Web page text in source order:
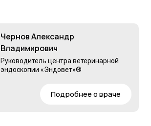
Чернов Александр
Владимирович
Руководитель центра ветеринарной
эндоскопии «Эндовет»®
Подробнее о враче